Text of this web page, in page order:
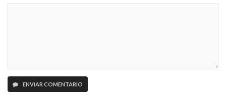
ENVIAR COMENTARIO